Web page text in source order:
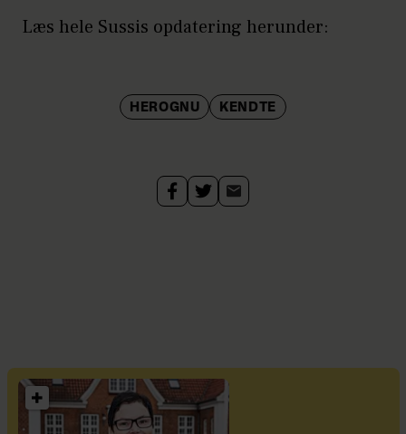
Læs hele Sussis opdatering herunder:
HEROGNU KENDTE